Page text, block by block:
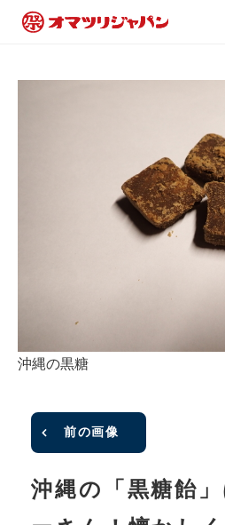
沖縄の黒糖
前の画像
沖縄の「黒糖飴